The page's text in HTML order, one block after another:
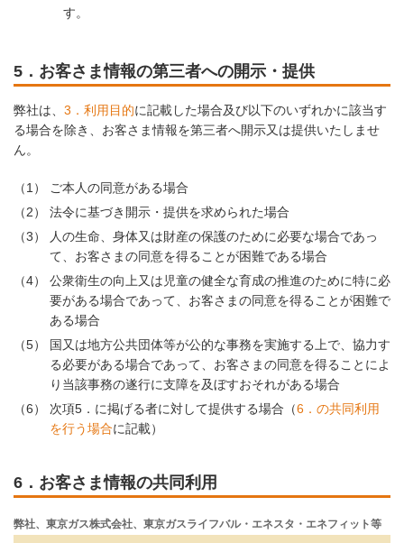
す。
5．お客さま情報の第三者への開示・提供
弊社は、 3．利用目的に記載した場合及び以下のいずれかに該当す
る場合を除き、お客さま情報を第三者へ開示又は提供いたしませ
ん。
（1）
ご本人の同意がある場合
（2）
法令に基づき開示・提供を求められた場合
（3）
人の生命、身体又は財産の保護のために必要な場合であっ
て、お客さまの同意を得ることが困難である場合
（4）
公衆衛生の向上又は児童の健全な育成の推進のために特に必
要がある場合であって、お客さまの同意を得ることが困難で
ある場合
（5）
国又は地方公共団体等が公的な事務を実施する上で、協力す
る必要がある場合であって、お客さまの同意を得ることによ
り当該事務の遂行に支障を及ぼすおそれがある場合
（6）
次項5．に掲げる者に対して提供する場合（6．の共同利用
を行う場合に記載）
6．お客さま情報の共同利用
弊社、東京ガス株式会社、東京ガスライフバル・エネスタ・エネフィット等